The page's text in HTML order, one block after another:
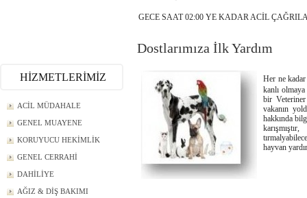
HİZMETLERİMİZ
ACİL MÜDAHALE
GENEL MUAYENE
KORUYUCU HEKİMLİK
GENEL CERRAHİ
DAHİLİYE
AĞIZ & DİŞ BAKIMI
GECE SAAT 02:00 YE KADAR ACİL
Dostlarımıza İlk Yardım
Her ne
kanlı
bir
vakanın
hakkında
hayvan